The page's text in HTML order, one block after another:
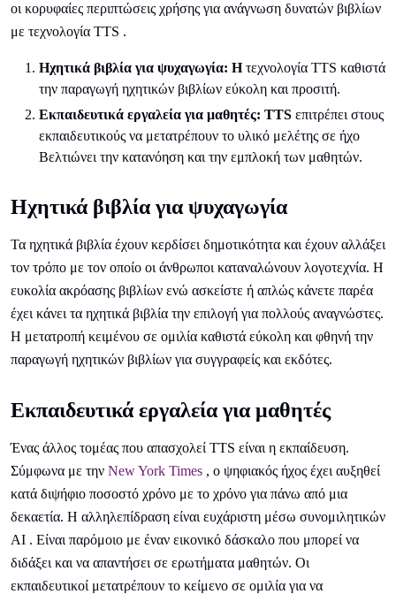
οι κορυφαίες περιπτώσεις χρήσης για ανάγνωση δυνατών βιβλίων
με τεχνολογία TTS .
Ηχητικά βιβλία για ψυχαγωγία: Ητεχνολογία TTS καθιστά
την παραγωγή ηχητικών βιβλίων εύκολη και προσιτή.
Εκπαιδευτικά εργαλεία για μαθητές: TTS επιτρέπει στους
εκπαιδευτικούς να μετατρέπουν το υλικό μελέτης σε ήχο
Βελτιώνει την κατανόηση και την εμπλοκή των μαθητών.
Ηχητικά βιβλία για ψυχαγωγία
Τα ηχητικά βιβλία έχουν κερδίσει δημοτικότητα και έχουν αλλάξει
τον τρόπο με τον οποίο οι άνθρωποι καταναλώνουν λογοτεχνία. Η
ευκολία ακρόασης βιβλίων ενώ ασκείστε ή απλώς κάνετε παρέα
έχει κάνει τα ηχητικά βιβλία την επιλογή για πολλούς αναγνώστες.
Η μετατροπή κειμένου σε ομιλία καθιστά εύκολη και φθηνή την
παραγωγή ηχητικών βιβλίων για συγγραφείς και εκδότες.
Εκπαιδευτικά εργαλεία για μαθητές
Ένας άλλος τομέας που απασχολεί TTS είναι η εκπαίδευση.
Σύμφωνα με την New York Times , ο ψηφιακός ήχος έχει αυξηθεί
κατά διψήφιο ποσοστό χρόνο με το χρόνο για πάνω από μια
δεκαετία. Η αλληλεπίδραση είναι ευχάριστη μέσω συνομιλητικών
AI . Είναι παρόμοιο με έναν εικονικό δάσκαλο που μπορεί να
διδάξει και να απαντήσει σε ερωτήματα μαθητών. Οι
εκπαιδευτικοί μετατρέπουν το κείμενο σε ομιλία για να